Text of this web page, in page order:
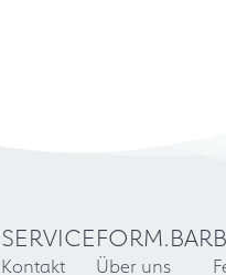
SERVICE
Kontakt
FORM.BAR
Über uns